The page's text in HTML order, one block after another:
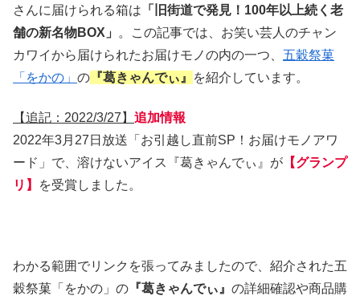
さんに届けられる箱は 「旧街道で発見！100年以上続く老
舗の新名物BOX」
。この記事では、お笑い芸人のチャン
カワイから届けられたお届けモノの内の一つ、 五穀祭菓
「をかの」 の 『葛きゃんでぃ』 を紹介しています。
【追記：2022/3/27】 追加情報
2022年3月27日放送「お引越し直前SP！お届けモノアワ
ード」で、溶けないアイス『葛きゃんでぃ』が 【グランプ
リ】
を受賞しました。
わかる範囲でリンクを張ってみましたので、紹介された五
穀祭菓「をかの」の 『葛きゃんでぃ』 の詳細確認や商品購